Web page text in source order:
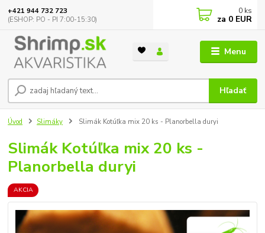
Menu
Hľadať
+421 944 732 723
(ESHOP: PO - PI 7:00-15:30)
0 ks
za 0 EUR
Úvod Slimáky Slimák Kotúľka mix 20 ks - Planorbella duryi
Slimák Kotúľka mix 20 ks -
Planorbella duryi
AKCIA